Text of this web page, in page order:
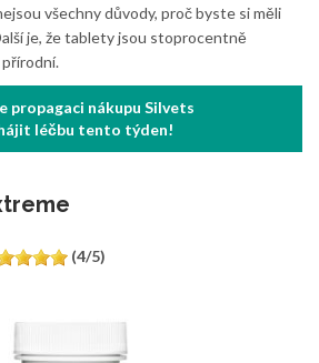
všechny důvody, proč byste si měli
je, že tablety jsou stoprocentně
propagaci nákupu Silvets
léčbu tento týden!
(4/5)